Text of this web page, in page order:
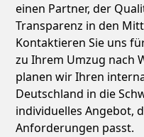
einen Partner, der
Transparenz in den
Kontaktieren Sie uns
zu Ihrem Umzug nach
planen wir Ihren
Deutschland in die
individuelles Angebot,
Anforderungen passt.